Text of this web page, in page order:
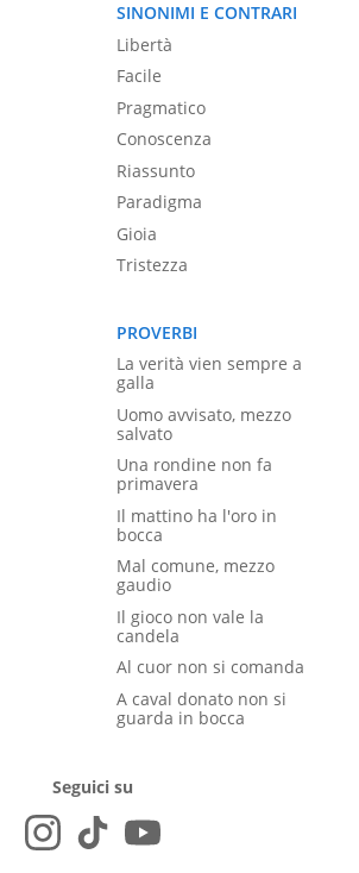
SINONIMI E CONTRARI
Libertà
Facile
Pragmatico
Conoscenza
Riassunto
Paradigma
Gioia
Tristezza
PROVERBI
La verità vien sempre a
galla
Uomo avvisato, mezzo
salvato
Una rondine non fa
primavera
Il mattino ha l'oro in
bocca
Mal comune, mezzo
gaudio
Il gioco non vale la
candela
Al cuor non si comanda
A caval donato non si
guarda in bocca
Seguici su